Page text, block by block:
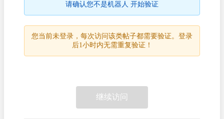
请确认您不是机器人 开始验证
您当前未登录，每次访问该类帖子都需要验证。登录
后1小时内无需重复验证！
继续访问